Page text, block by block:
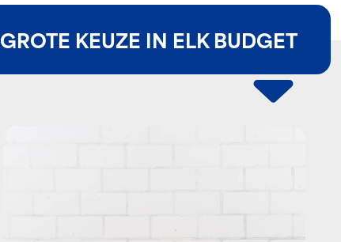
GROTE KEUZE IN ELK BUDGET